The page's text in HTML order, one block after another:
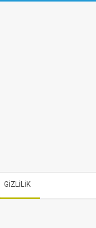
GİZLİLİK